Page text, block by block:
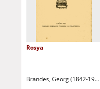
Rosya
Brandes, Georg (1842-1927)